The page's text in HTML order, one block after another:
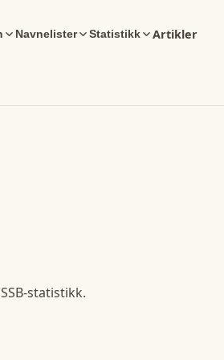
Navnelister Statistikk Artikler
statistikk.